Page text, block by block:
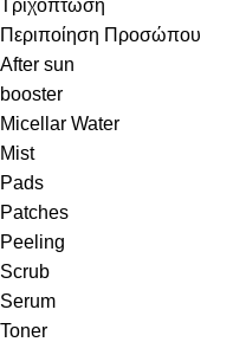
Τριχόπτωση
Περιποίηση Προσώπου
After sun
booster
Micellar Water
Mist
Pads
Patches
Peeling
Scrub
Serum
Toner